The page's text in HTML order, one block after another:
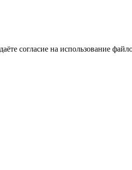
согласие на использование